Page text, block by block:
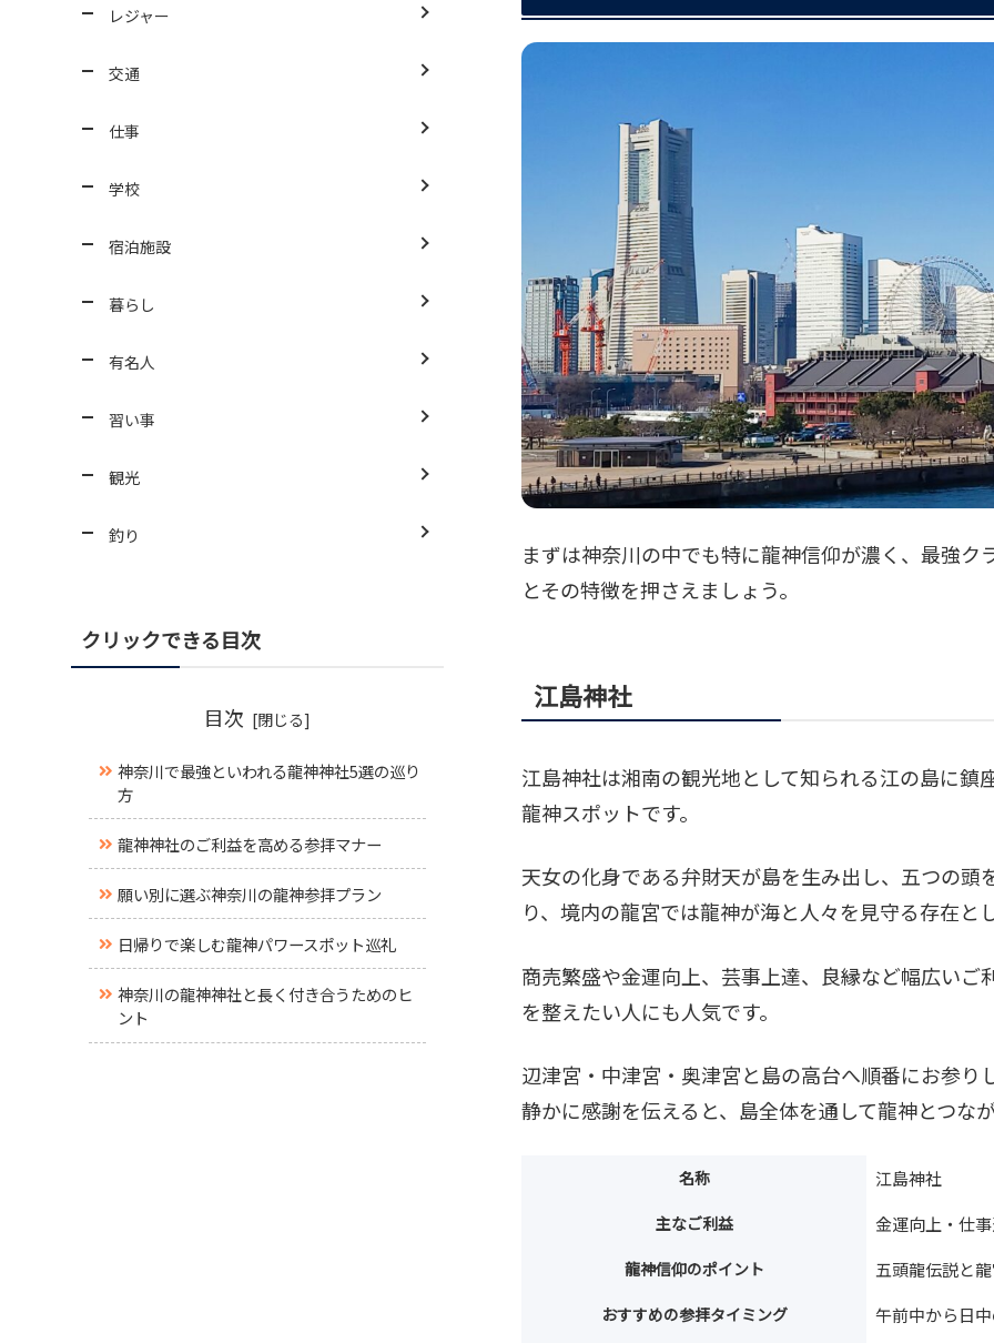
まずは神奈川の中でも特に龍神信仰が濃く、最強
とその特徴を押さえましょう。
江島神社
江島神社は湘南の観光地として知られる江の島に
龍神スポットです。
天女の化身である弁財天が島を生み出し、五つの
り、境内の龍宮では龍神が海と人々を見守る存在と
商売繁盛や金運向上、芸事上達、良縁など幅広い
を整えたい人にも人気です。
辺津宮・中津宮・奥津宮と島の高台へ順番にお参
静かに感謝を伝えると、島全体を通して龍神とつな
名称 江島神社
主なご利益 金運向上・仕
龍神信仰のポイント 五頭龍伝説と
おすすめの参拝タイミング 午前中から日
レジャー
交通
仕事
学校
宿泊施設
暮らし
有名人
習い事
観光
釣り
クリックできる目次
目次
神奈川で最強といわれる龍神神社5選の巡り
方
龍神神社のご利益を高める参拝マナー
願い別に選ぶ神奈川の龍神参拝プラン
日帰りで楽しむ龍神パワースポット巡礼
神奈川の龍神神社と長く付き合うためのヒ
ント